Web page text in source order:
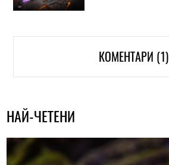
КОМЕНТАРИ (1)
НАЙ-ЧЕТЕНИ